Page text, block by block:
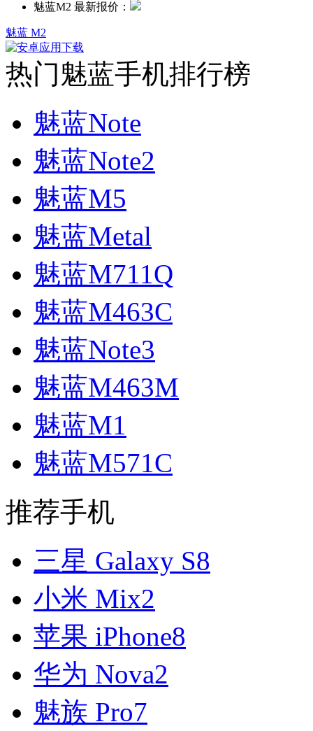
魅蓝M2 最新报价：
魅蓝 M2
热门魅蓝手机排行榜
魅蓝Note
魅蓝Note2
魅蓝M5
魅蓝Metal
魅蓝M711Q
魅蓝M463C
魅蓝Note3
魅蓝M463M
魅蓝M1
魅蓝M571C
推荐手机
三星 Galaxy S8
小米 Mix2
苹果 iPhone8
华为 Nova2
魅族 Pro7